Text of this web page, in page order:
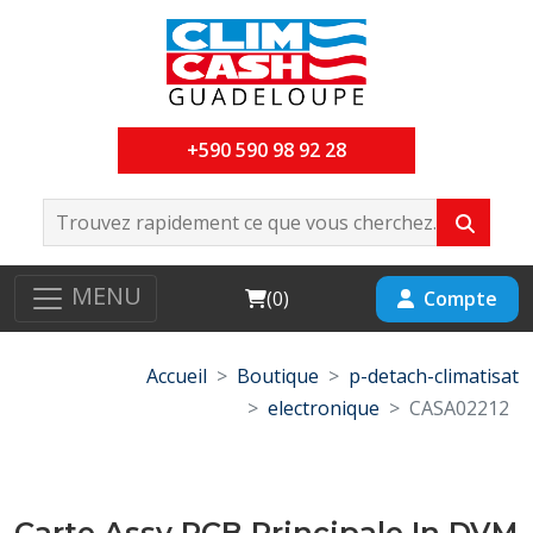
+590 590 98 92 28
MENU Cart
(0) Compte
Accueil Boutique
p-detach-climatisat
electronique
CASA02212